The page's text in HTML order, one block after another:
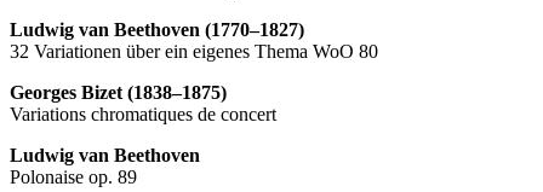
Ludwig van Beethoven (1770–1827)
32 Variationen über ein eigenes Thema WoO 80
Georges Bizet (1838–1875)
Variations chromatiques de concert
Ludwig van Beethoven
Polonaise op. 89